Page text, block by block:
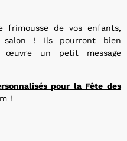
frimousse de vos enfants,
salon ! Ils pourront bien
œuvre un petit message
pour la Fête des
!